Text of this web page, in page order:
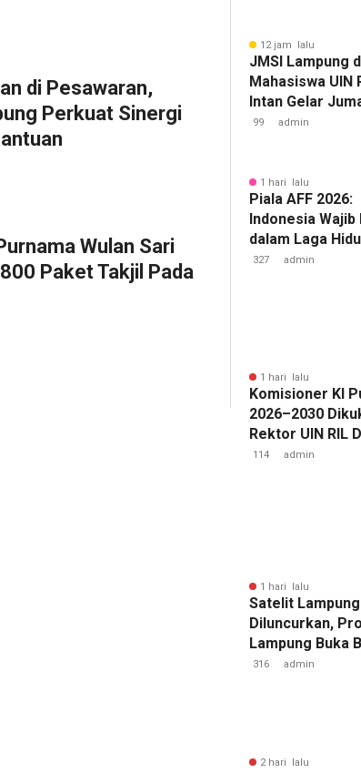
di Pesawaran,
Perkuat Sinergi
Wulan Sari
Paket Takjil Pada
12 jam lalu
JMSI Lampung
Mahasiswa UIN
Intan Gelar
99 admin
1 hari lalu
Piala AFF 2026:
Indonesia Wajib
dalam Laga
Lawan Singapura
327 admin
1 hari lalu
Komisioner KI
2026–2030
Rektor UIN RIL
Penguatan Tata
114 admin
1 hari lalu
Satelit
Diluncurkan,
Lampung Buka
Baru
316 admin
2 hari lalu